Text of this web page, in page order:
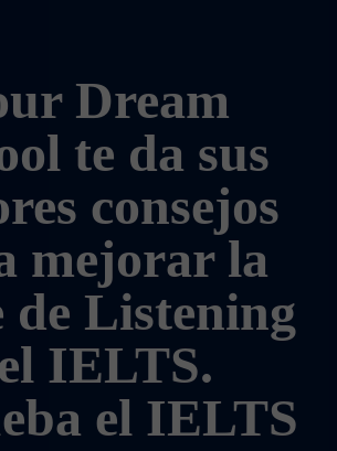
Dream
te da sus
consejos
mejorar la
de Listening
IELTS.
el IELTS